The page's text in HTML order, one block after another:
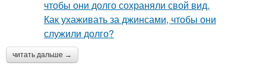
читать дальше →